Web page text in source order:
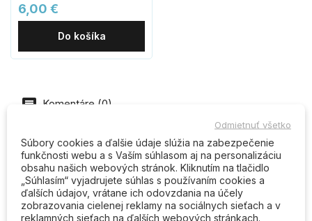
6,00 €
Do košíka
Komentáre (0)
Buďte prvý kto napíše recenziu
Odmietnuť všetko
Súbory cookies a ďalšie údaje slúžia na zabezpečenie
funkčnosti webu a s Vaším súhlasom aj na personalizáciu
obsahu našich webových stránok. Kliknutím na tlačidlo
„Súhlasím“ vyjadrujete súhlas s používaním cookies a
ďalších údajov, vrátane ich odovzdania na účely
zobrazovania cielenej reklamy na sociálnych sieťach a v
reklamných sieťach na ďalších webových stránkach.